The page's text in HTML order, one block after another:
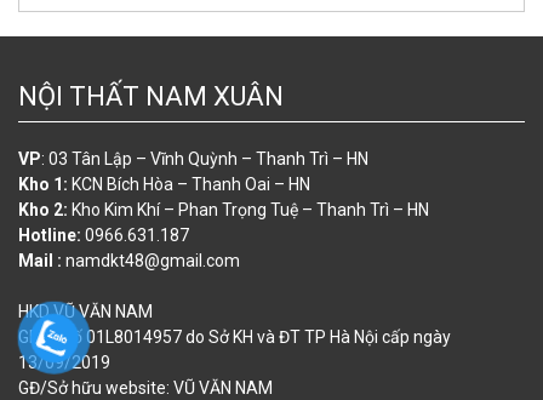
NỘI THẤT NAM XUÂN
VP: 03 Tân Lập – Vĩnh Quỳnh – Thanh Trì – HN
Kho 1: KCN Bích Hòa – Thanh Oai – HN
Kho 2: Kho Kim Khí – Phan Trọng Tuệ – Thanh Trì – HN
Hotline: 0966.631.187
Mail : namdkt48@gmail.com
HKD VŨ VĂN NAM
GPKD số 01L8014957 do Sở KH và ĐT TP Hà Nội cấp ngày
13/09/2019
GĐ/Sở hữu website: VŨ VĂN NAM